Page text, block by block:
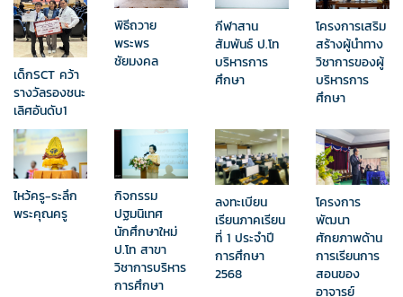
เด็กSCT คว้า
รางวัลรองชนะ
เลิศอันดับ1
พิธีถวาย
พระพร
ชัยมงคล
กีฬาสาน
สัมพันธ์ ป.โท
บริหารการ
ศึกษา
โครงการเสริม
สร้างผู้นำทาง
วิชาการของผู้
บริหารการ
ศึกษา
ไหว้ครู-ระลึก
พระคุณครู
กิจกรรม
ปฐมนิเทศ
นักศึกษาใหม่
ป.โท สาขา
วิชาการบริหาร
การศึกษา
ลงทะเบียน
เรียนภาคเรียน
ที่ 1 ประจำปี
การศึกษา
2568
โครงการ
พัฒนา
ศักยภาพด้าน
การเรียนการ
สอนของ
อาจารย์